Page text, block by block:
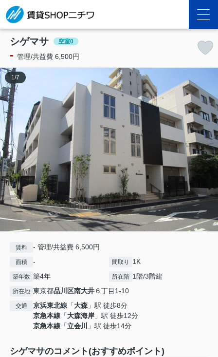
シゲマサ 空室0
- 管理/共益費 6,500円
1 /7
賃料 - 管理/共益費 6,500円
面積 - 間取り 1K
築年数 築4年 所在階 1階/3階建
所在地 東京都品川区南大井６丁目1-10
交通 京浜東北線 「大森 」駅 徒歩8分
京急本線 「大森海岸 」駅 徒歩12分
京急本線 「立会川 」駅 徒歩14分
シゲマサのコメント(おすすめポイント)